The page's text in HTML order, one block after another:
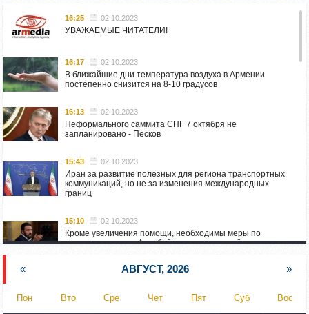
16:25 02.10.2023
УВАЖАЕМЫЕ ЧИТАТЕЛИ!
16:17 02.10.2023
В ближайшие дни температура воздуха в Армении
постепенно снизится на 8-10 градусов
16:13 02.10.2023
Неформального саммита СНГ 7 октября не
запланировано - Песков
15:43 02.10.2023
Иран за развитие полезных для региона транспортных
коммуникаций, но не за изменения международных
границ
15:10 02.10.2023
Кроме увеличения помощи, необходимы меры по
пресечению угроз Азербайджана: испанский депутат
Азербайджан обстреляли автомобиль ВС Армении,
перевозивший продовольствие
« АВГУСТ, 2026 »
Пон Вто Сре Чет Пят Суб Вос